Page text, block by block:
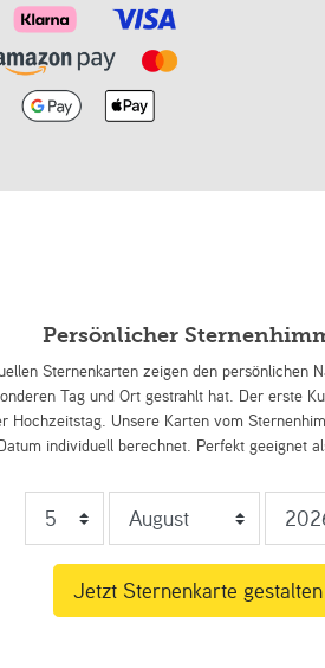
Persönlicher
Sternenkarten zeigen den persönlichen
Tag und Ort gestrahlt hat. Der erste
Hochzeitstag. Unsere Karten vom
individuell berechnet. Perfekt geeignet